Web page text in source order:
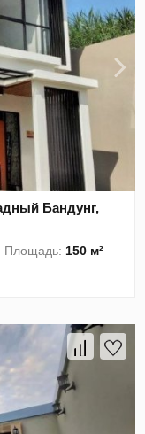
Бандунг,
Площадь:150 м²